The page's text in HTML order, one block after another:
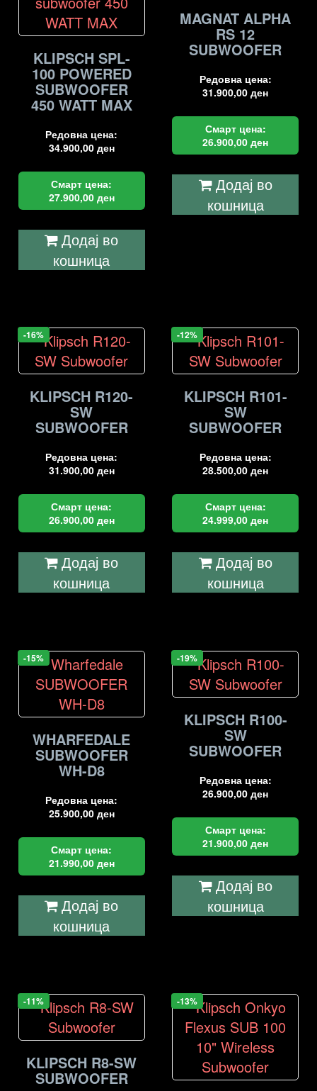
KLIPSCH SPL-
100 POWERED
SUBWOOFER
450 WATT MAX
Редовна цена:
34.900,00 ден
Смарт цена:
27.900,00 ден
Додај во
кошница
MAGNAT ALPHA
RS 12
SUBWOOFER
Редовна цена:
31.900,00ден
Смарт цена:
26.900,00ден
Додај во
кошница
-16%
KLIPSCH R120-
SW
SUBWOOFER
Редовна цена:
31.900,00 ден
Смарт цена:
26.900,00 ден
Додај во
кошница
-12%
KLIPSCH R101-
SW
SUBWOOFER
Редовна цена:
28.500,00ден
Смарт цена:
24.999,00ден
Додај во
кошница
-15%
WHARFEDALE
SUBWOOFER
WH-D8
Редовна цена:
25.900,00 ден
Смарт цена:
21.990,00 ден
Додај во
кошница
-19%
KLIPSCH R100-
SW
SUBWOOFER
Редовна цена:
26.900,00ден
Смарт цена:
21.900,00ден
Додај во
кошница
-11%
KLIPSCH R8-SW
SUBWOOFER
-13%